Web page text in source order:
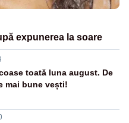
expunerea la soare
toată luna august. De
mai bune vești!